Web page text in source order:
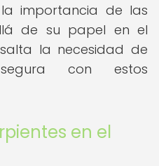
importancia de las
de su papel en el
la necesidad de
con estos
en el